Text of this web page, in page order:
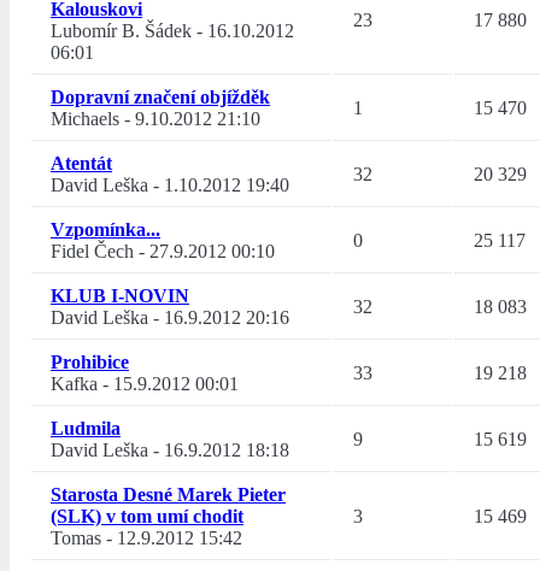
Kalouskovi
Lubomír B. Šádek - 16.10.2012
06:01
23 17 880
Dopravní značení objížděk
Michaels - 9.10.2012 21:10
1 15 470
Atentát
David Leška - 1.10.2012 19:40
32 20 329
Vzpomínka...
Fidel Čech - 27.9.2012 00:10
0 25 117
KLUB I-NOVIN
David Leška - 16.9.2012 20:16
32 18 083
Prohibice
Kafka - 15.9.2012 00:01
33 19 218
Ludmila
David Leška - 16.9.2012 18:18
9 15 619
Starosta Desné Marek Pieter
(SLK) v tom umí chodit
Tomas - 12.9.2012 15:42
3 15 469